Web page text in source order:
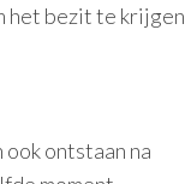
het bezit te krijgen
ontstaan na